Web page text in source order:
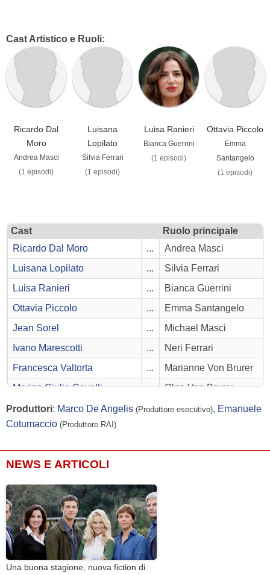
Cast Artistico e Ruoli:
Ricardo Dal
Moro
Andrea Masci
(1 episodi)
Luisana
Lopilato
Silvia Ferrari
(1 episodi)
Luisa Ranieri
Bianca Guerrini
(1 episodi)
Ottavia Piccolo
Emma
Santangelo
(1 episodi)
Cast
Ruolo principale
Ricardo Dal Moro
...
Andrea Masci
Luisana Lopilato
...
Silvia Ferrari
Luisa Ranieri
...
Bianca Guerrini
Ottavia Piccolo
...
Emma Santangelo
Jean Sorel
...
Michael Masci
Ivano Marescotti
...
Neri Ferrari
Francesca Valtorta
...
Marianne Von Brurer
Marina Giulia Cavalli
Olga Von Brurer
Alessandro Bertolucci
...
Jacopo Masci
Anna Melato
Luca Calvani
Ugo Di Ghero
...
Gabriele Caprio
...
Ludovica Gargari
...
Brando Pacitto
...
Emily Shaqiri
Produttori: Marco De Angelis (Produttore esecutivo), Emanuele
Cotumaccio (Produttore RAI)
NEWS E ARTICOLI
Una buona stagione, nuova fiction di